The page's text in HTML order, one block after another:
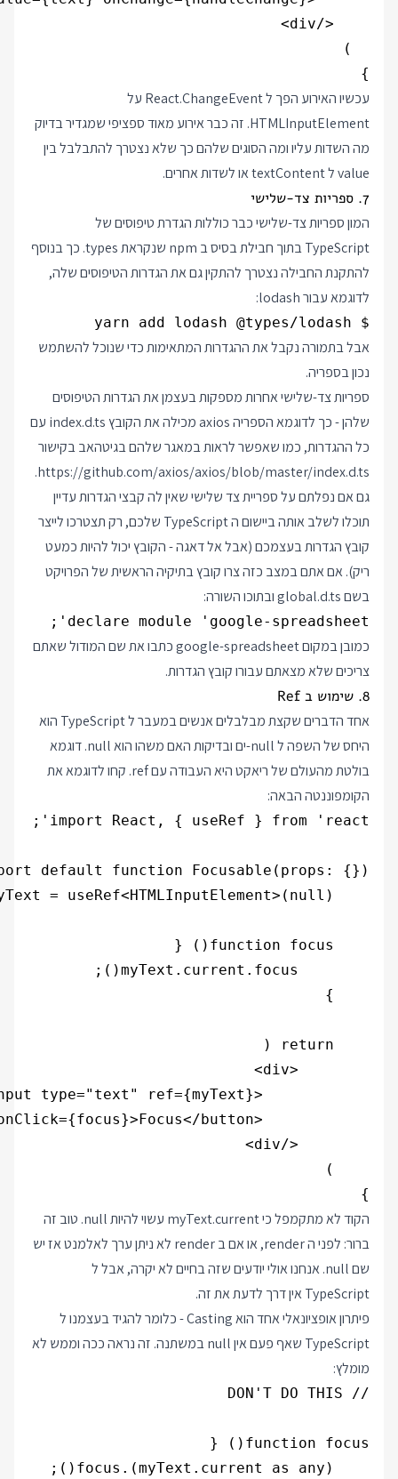
}
עכשיו האירוע הפך ל React.ChangeEvent על
HTMLInputElement. זה כבר אירוע מאוד ספציפי שמגדיר בדיוק
מה השדות עליו ומה הסוגים שלהם כך שלא נצטרך להתבלבל בין
value ל textContent או לשדות אחרים.
7. ספריות צד-שלישי
המון ספריות צד-שלישי כבר כוללות הגדרת טיפוסים של
TypeScript בתוך חבילת בסיס ב npm שנקראת types. כך בנוסף
להתקנת החבילה נצטרך להתקין גם את הגדרות הטיפוסים שלה,
לדוגמא עבור lodash:
$ yarn add lodash @types/lodash
אבל בתמורה נקבל את ההגדרות המתאימות כדי שנוכל להשתמש
נכון בספריה.
ספריות צד-שלישי אחרות מספקות בעצמן את הגדרות הטיפוסים
שלהן - כך לדוגמא הספריה axios מכילה את הקובץ index.d.ts עם
כל ההגדרות, כמו שאפשר לראות במאגר שלהם בגיטהאב בקישור
https://github.com/axios/axios/blob/master/index.d.ts
.
גם אם נפלתם על ספריית צד שלישי שאין לה קבצי הגדרות עדיין
תוכלו לשלב אותה ביישום ה TypeScript שלכם, רק תצטרכו לייצר
קובץ הגדרות בעצמכם (אבל אל דאגה - הקובץ יכול להיות כמעט
ריק). אם אתם במצב כזה צרו קובץ בתיקיה הראשית של הפרויקט
בשם global.d.ts ובתוכו השורה:
declare module 'google-spreadsheet';
כמובן במקום google-spreadsheet כתבו את שם המודול שאתם
צריכים שלא מצאתם עבורו קובץ הגדרות.
8. שימוש ב Ref
אחד הדברים שקצת מבלבלים אנשים במעבר ל TypeScript הוא
היחס של השפה ל null-ים ובדיקות האם משהו הוא null. דוגמא
בולטת מהעולם של ריאקט היא העבודה עם ref. קחו לדוגמא את
הקומפוננטה הבאה:
}
הקוד לא מתקמפל כי myText.current עשוי להיות null. טוב זה
ברור: לפני ה render, או אם ב render לא ניתן ערך לאלמנט אז יש
שם null. אנחנו אולי יודעים שזה בחיים לא יקרה, אבל ל
TypeScript אין דרך לדעת את זה.
פיתרון אופציונאלי אחד הוא Casting - כלומר להגיד בעצמנו ל
TypeScript שאף פעם אין null במשתנה. זה נראה ככה וממש לא
מומלץ: